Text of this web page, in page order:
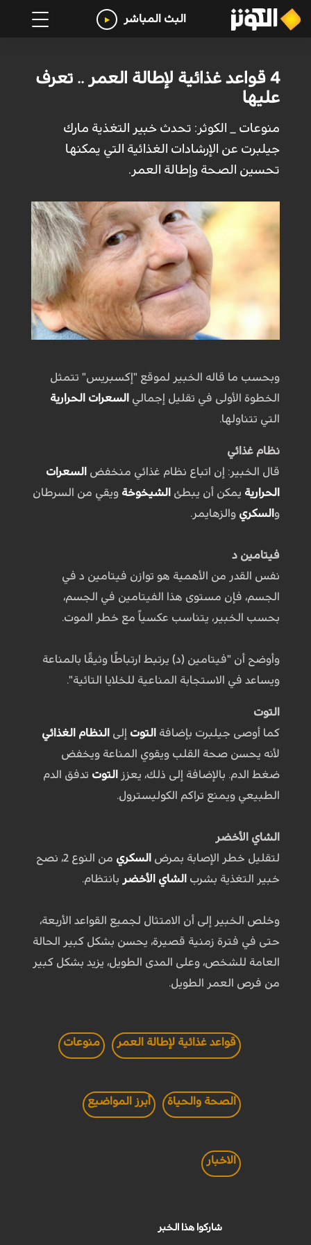
البث المباشر
4 قواعد غذائية لإطالة العمر .. تعرف
عليها
منوعات _ الكوثر: تحدث خبير التغذية مارك
جيلبرت عن الإرشادات الغذائية التي يمكنها
تحسين الصحة وإطالة العمر.
وبحسب ما قاله الخبير لموقع "إكسبريس" تتمثل
الخطوة الأولى في تقليل إجمالي السعرات الحرارية
التي تتناولها.
نظام غذائي
قال الخبير: إن اتباع نظام غذائي منخفض السعرات
الحرارية يمكن أن يبطئ الشيخوخة ويقي من السرطان
و السكري والزهايمر.
فيتامين د
نفس القدر من الأهمية هو توازن فيتامين د في
الجسم، فإن مستوى هذا الفيتامين في الجسم،
بحسب الخبير، يتناسب عكسياً مع خطر الموت.
وأوضح أن "فيتامين (د) يرتبط ارتباطًا وثيقًا بالمناعة
ويساعد في الاستجابة المناعية للخلايا التائية".
التوت
كما أوصى جيلبرت بإضافة التوت إلى النظام الغذائي
لأنه يحسن صحة القلب ويقوي المناعة ويخفض
ضغط الدم. بالإضافة إلى ذلك، يعزز
التوت تدفق الدم
الطبيعي ويمنع تراكم الكوليسترول.
الشاي
الأخضر
لتقليل خطر الإصابة بمرض السكري
من النوع 2، نصح
خبير التغذية بشرب الشاي الأخضر بانتظام.
وخلص الخبير إلى أن الامتثال لجميع القواعد الأربعة،
حتى في فترة زمنية قصيرة، يحسن بشكل كبير الحالة
العامة للشخص، وعلى المدى الطويل، يزيد بشكل كبير
من فرص العمر الطويل.
قواعد غذائية لإطالة العمر منوعات
الصحة والحياة أبرز المواضيع
الاخبار
شاركوا هذا الخبر